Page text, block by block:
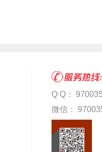
Q Q：
微信：